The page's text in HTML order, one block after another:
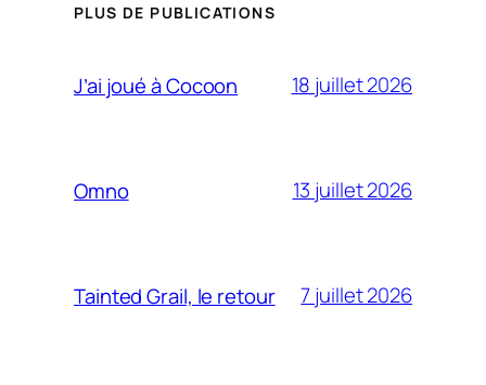
PLUS DE PUBLICATIONS
J’ai joué à Cocoon 18 juillet 2026
Omno 13 juillet 2026
Tainted Grail, le retour 7 juillet 2026